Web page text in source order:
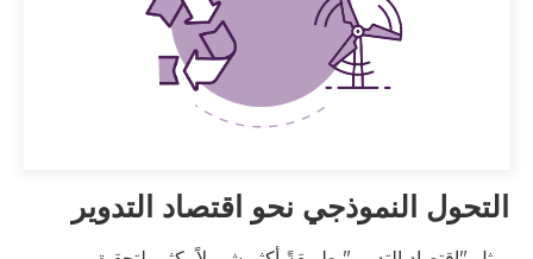
التحول النموذجي نحو اقتصاد التدوير